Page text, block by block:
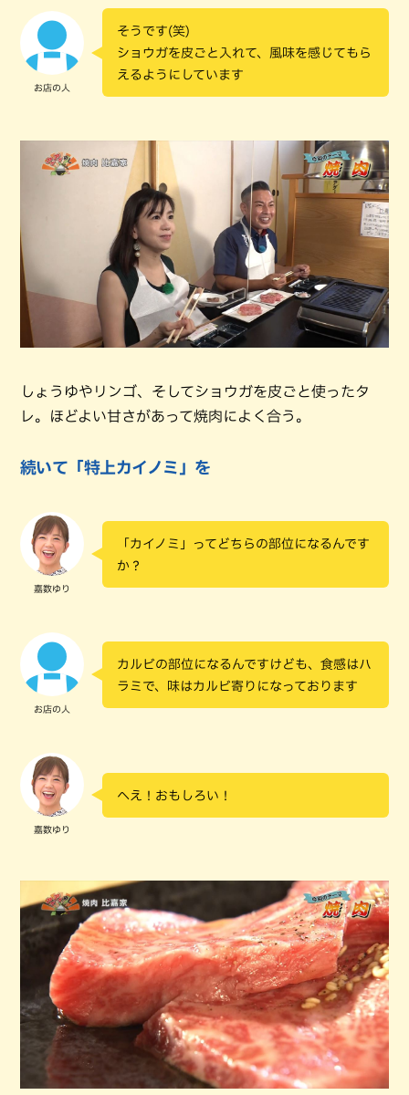
お店の人
そうです(笑)
ショウガを皮ごと入れて、風味を感じてもら
えるようにしています
しょうゆやリンゴ、そしてショウガを皮ごと使ったタ
レ。ほどよい甘さがあって焼肉によく合う。
続いて「特上カイノミ」を
嘉数ゆり
「カイノミ」ってどちらの部位になるんです
か？
お店の人
カルビの部位になるんですけども、食感はハ
ラミで、味はカルビ寄りになっております
嘉数ゆり
へえ！おもしろい！